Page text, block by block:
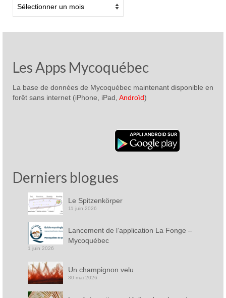
Les Apps Mycoquébec
La base de données de Mycoquébec maintenant disponible en
forêt sans internet (iPhone, iPad, Androïd)
Derniers blogues
Le Spitzenkörper
11 juin 2026
Lancement de l’application La Fonge –
Mycoquébec
1 juin 2026
Un champignon velu
30 mai 2026